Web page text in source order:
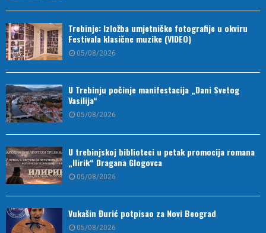
Trebinje: Izložba umjetničke fotografije u okviru
Festivala klasične muzike (VIDEO)
05/08/2026
U Trebinju počinje manifestacija „Dani Svetog
Vasilija“
05/08/2026
U trebinjskoj biblioteci u petak promocija romana
„Ilirik“ Dragana Glogovca
05/08/2026
Vukašin Đurić potpisao za Novi Beograd
05/08/2026